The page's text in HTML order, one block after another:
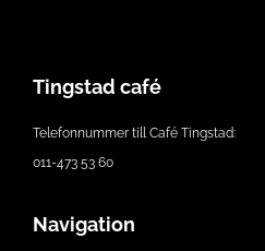
Tingstad café
Telefonnummer till Café Tingstad:
011-473 53 60
Navigation